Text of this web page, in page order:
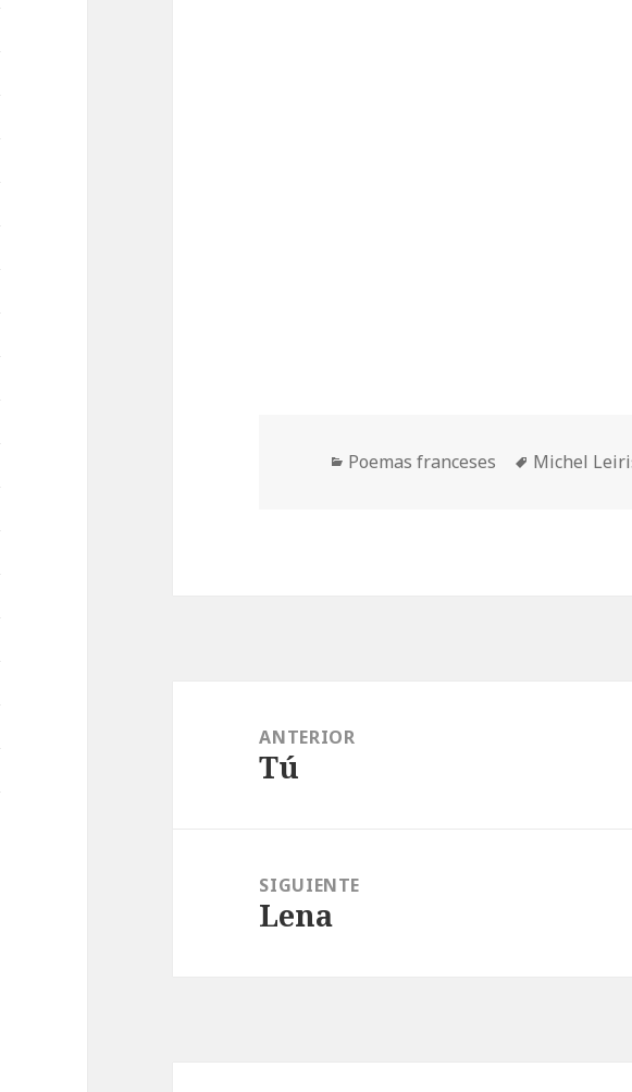
Categorías
Poemas franceses Etiquetas
Michel
entradas
ANTERIOR
Entrada
Tú
SIGUIENTE
Entrada
Lena